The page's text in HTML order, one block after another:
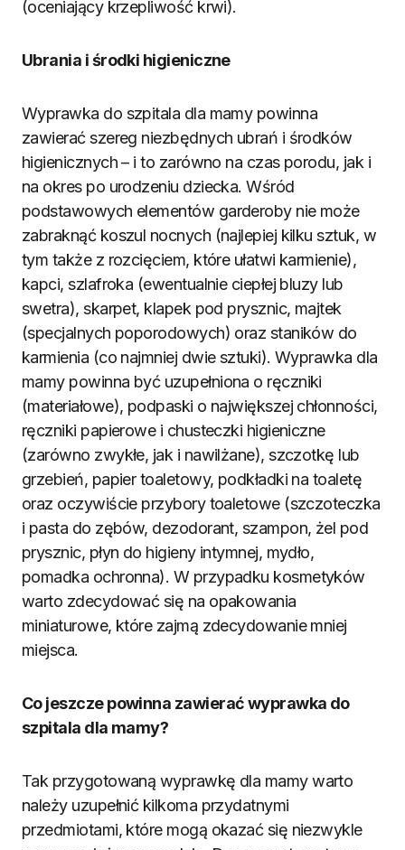
(oceniający krzepliwość krwi).
Ubrania i środki higieniczne
Wyprawka do szpitala dla mamy powinna
zawierać szereg niezbędnych ubrań i środków
higienicznych – i to zarówno na czas porodu, jak i
na okres po urodzeniu dziecka. Wśród
podstawowych elementów garderoby nie może
zabraknąć koszul nocnych (najlepiej kilku sztuk, w
tym także z rozcięciem, które ułatwi karmienie),
kapci, szlafroka (ewentualnie ciepłej bluzy lub
swetra), skarpet, klapek pod prysznic, majtek
(specjalnych poporodowych) oraz staników do
karmienia (co najmniej dwie sztuki). Wyprawka dla
mamy powinna być uzupełniona o ręczniki
(materiałowe), podpaski o największej chłonności,
ręczniki papierowe i chusteczki higieniczne
(zarówno zwykłe, jak i nawilżane), szczotkę lub
grzebień, papier toaletowy, podkładki na toaletę
oraz oczywiście przybory toaletowe (szczoteczka
i pasta do zębów, dezodorant, szampon, żel pod
prysznic, płyn do higieny intymnej, mydło,
pomadka ochronna). W przypadku kosmetyków
warto zdecydować się na opakowania
miniaturowe, które zajmą zdecydowanie mniej
miejsca.
Co jeszcze powinna zawierać wyprawka do
szpitala dla mamy?
Tak przygotowaną wyprawkę dla mamy warto
należy uzupełnić kilkoma przydatnymi
przedmiotami, które mogą okazać się niezwykle